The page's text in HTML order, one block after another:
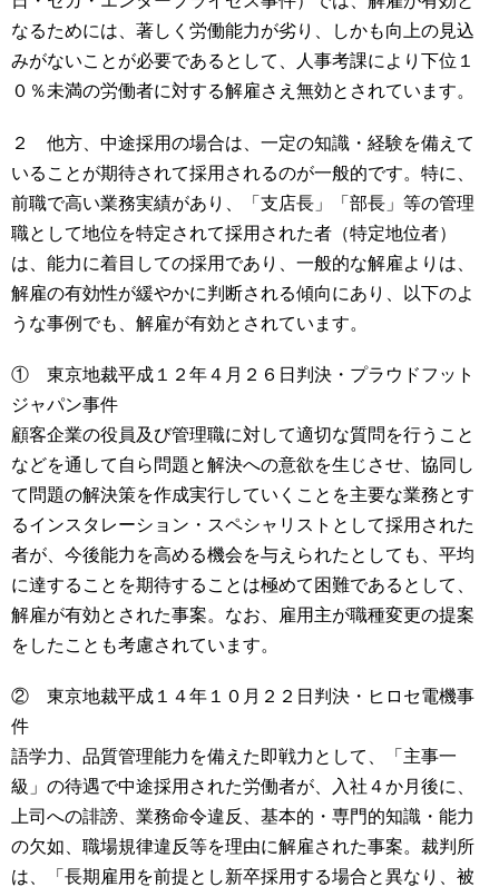
なるためには、著しく労働能力が劣り、しかも向上の見込
みがないことが必要であるとして、人事考課により下位１
０％未満の労働者に対する解雇さえ無効とされています。
２ 他方、中途採用の場合は、一定の知識・経験を備えて
いることが期待されて採用されるのが一般的です。特に、
前職で高い業務実績があり、「支店長」「部長」等の管理
職として地位を特定されて採用された者（特定地位者）
は、能力に着目しての採用であり、一般的な解雇よりは、
解雇の有効性が緩やかに判断される傾向にあり、以下のよ
うな事例でも、解雇が有効とされています。
① 東京地裁平成１２年４月２６日判決・プラウドフット
ジャパン事件
顧客企業の役員及び管理職に対して適切な質問を行うこと
などを通して自ら問題と解決への意欲を生じさせ、協同し
て問題の解決策を作成実行していくことを主要な業務とす
るインスタレーション・スペシャリストとして採用された
者が、今後能力を高める機会を与えられたとしても、平均
に達することを期待することは極めて困難であるとして、
解雇が有効とされた事案。なお、雇用主が職種変更の提案
をしたことも考慮されています。
② 東京地裁平成１４年１０月２２日判決・ヒロセ電機事
件
語学力、品質管理能力を備えた即戦力として、「主事一
級」の待遇で中途採用された労働者が、入社４か月後に、
上司への誹謗、業務命令違反、基本的・専門的知識・能力
の欠如、職場規律違反等を理由に解雇された事案。裁判所
は、「長期雇用を前提とし新卒採用する場合と異なり、被